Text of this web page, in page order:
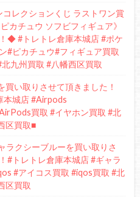
コレクションくじ ラストワン賞
カチュウ ソフビフィギュア》
◆ #トレトレ倉庫本城店 #ポケ
#ピカチュウ#フィギュア買取
九州買取 #八幡西区買取
い取りさせて頂きました！
城店 #Airpods
買取 #イヤホン買取 #北
区買取■
ラクシーブルーを買い取りさ
#トレトレ倉庫本城店 #ギャラ
#アイコス買取 #iqos買取 #北
区買取